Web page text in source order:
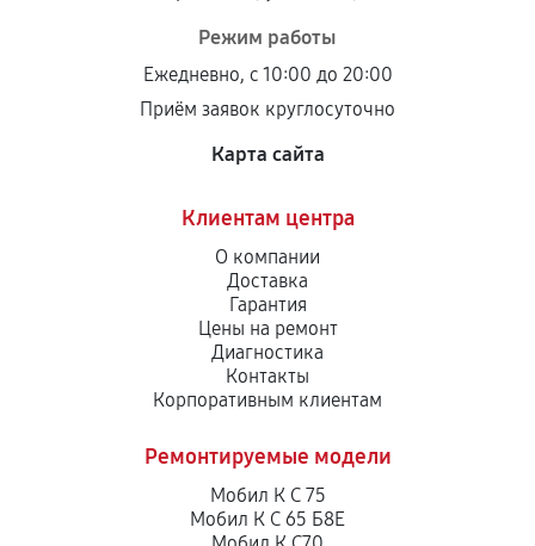
Режим работы
Ежедневно, с 10:00 до 20:00
Приём заявок круглосуточно
Карта сайта
Клиентам центра
О компании
Доставка
Гарантия
Цены на ремонт
Диагностика
Контакты
Корпоративным клиентам
Ремонтируемые модели
Мобил К С 75
Мобил К С 65 Б8Е